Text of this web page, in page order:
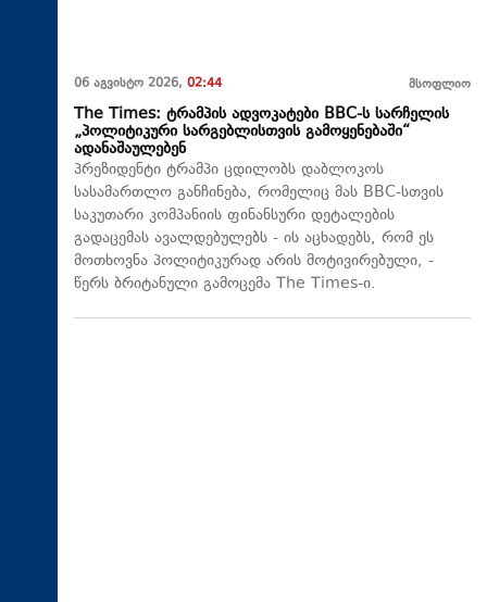
06 აგვისტო 2026, 02:44 მსოფლიო
The Times: ტრამპის ადვოკატები BBC-ს სარჩელის
„პოლიტიკური სარგებლისთვის გამოყენებაში“
ადანაშაულებენ
პრეზიდენტი ტრამპი ცდილობს დაბლოკოს
სასამართლო განჩინება, რომელიც მას BBC-სთვის
საკუთარი კომპანიის ფინანსური დეტალების
გადაცემას ავალდებულებს - ის აცხადებს, რომ ეს
მოთხოვნა პოლიტიკურად არის მოტივირებული, -
წერს ბრიტანული გამოცემა The Times-ი.